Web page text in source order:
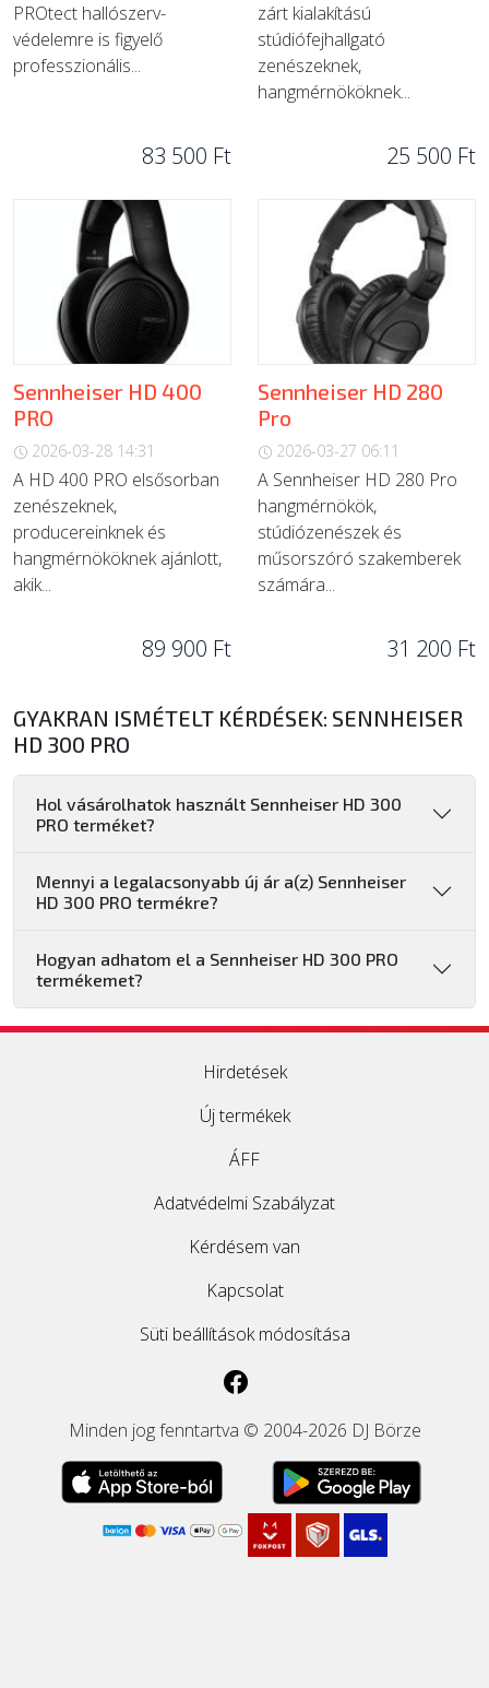
PROtect hallószerv-
védelemre is figyelő
professzionális...
83 500 Ft
zárt kialakítású
stúdiófejhallgató
zenészeknek,
hangmérnököknek...
25 500 Ft
Sennheiser HD 400
PRO
2026-03-28 14:31
A HD 400 PRO elsősorban
zenészeknek,
producereinknek és
hangmérnököknek ajánlott,
akik...
89 900 Ft
Sennheiser HD 280
Pro
2026-03-27 06:11
A Sennheiser HD 280 Pro
hangmérnökök,
stúdiózenészek és
műsorszóró szakemberek
számára...
31 200 Ft
GYAKRAN ISMÉTELT KÉRDÉSEK: SENNHEISER
HD 300 PRO
Hol vásárolhatok használt Sennheiser HD 300
PRO terméket?
Mennyi a legalacsonyabb új ár a(z) Sennheiser
HD 300 PRO termékre?
Hogyan adhatom el a Sennheiser HD 300 PRO
termékemet?
Hirdetések
Új termékek
ÁFF
Adatvédelmi Szabályzat
Kérdésem van
Kapcsolat
Süti beállítások módosítása
Minden jog fenntartva © 2004-2026 DJ Börze